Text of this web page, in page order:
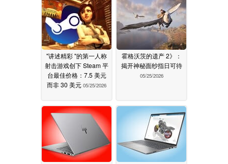
"讲述精彩 "的第一人称
射击游戏创下 Steam 平
台最佳价格：7.5 美元
而非 30 美元 05/25/2026
霍格沃茨的遗产 2》：
揭开神秘面纱指日可待
05/25/2026